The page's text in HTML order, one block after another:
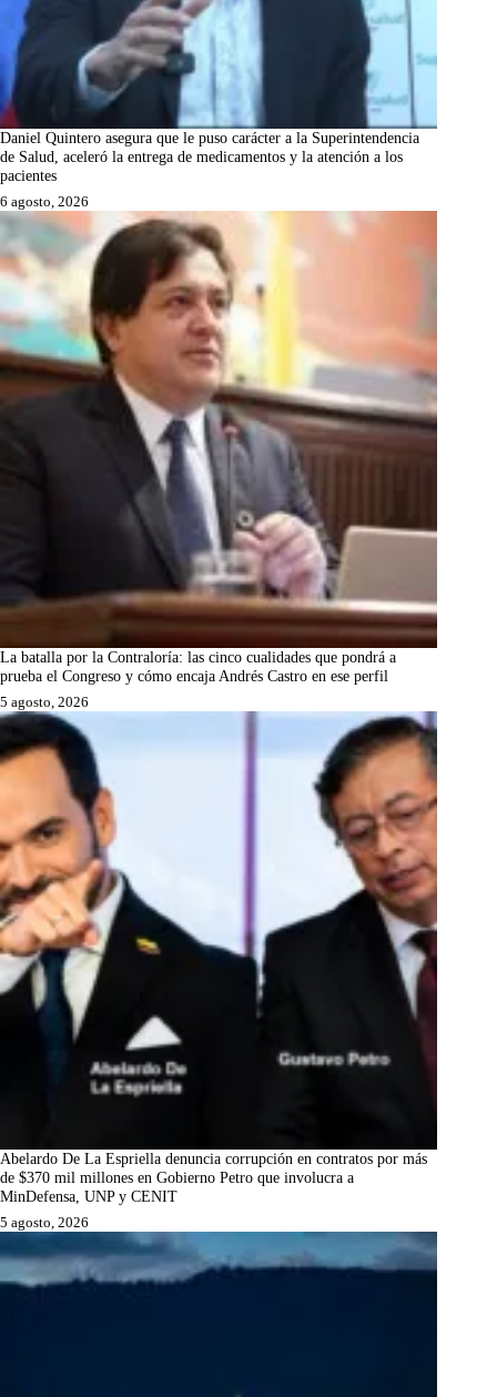
Daniel Quintero asegura que le puso carácter a la Superintendencia
de Salud, aceleró la entrega de medicamentos y la atención a los
pacientes
6 agosto, 2026
La batalla por la Contraloría: las cinco cualidades que pondrá a
prueba el Congreso y cómo encaja Andrés Castro en ese perfil
5 agosto, 2026
Abelardo De La Espriella denuncia corrupción en contratos por más
de $370 mil millones en Gobierno Petro que involucra a
MinDefensa, UNP y CENIT
5 agosto, 2026